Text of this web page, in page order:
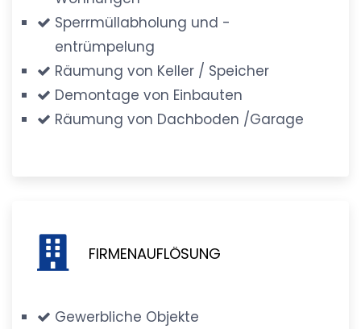
Sperrmüllabholung und -
entrümpelung
Räumung von Keller / Speicher
Demontage von Einbauten
Räumung von Dachboden /Garage
FIRMENAUFLÖSUNG
Gewerbliche Objekte